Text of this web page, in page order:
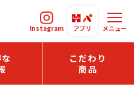
Instagram アプリ メニュー
こだわり
商品